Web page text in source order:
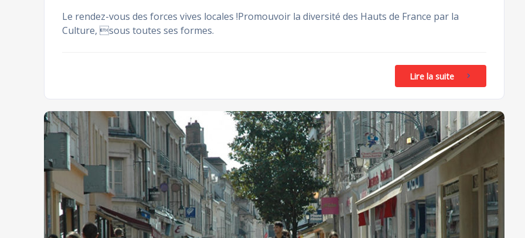
Le rendez-vous des forces vives locales !Promouvoir la diversité des Hauts de France par la
Culture, sous toutes ses formes.
Lire la suite